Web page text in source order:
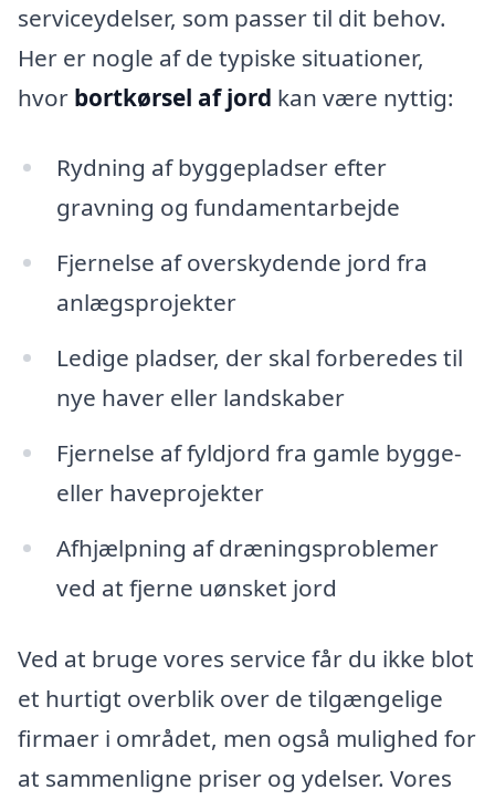
serviceydelser, som passer til dit behov.
Her er nogle af de typiske situationer,
hvor bortkørsel af jord kan være nyttig:
Rydning af byggepladser efter
gravning og fundamentarbejde
Fjernelse af overskydende jord fra
anlægsprojekter
Ledige pladser, der skal forberedes til
nye haver eller landskaber
Fjernelse af fyldjord fra gamle bygge-
eller haveprojekter
Afhjælpning af dræningsproblemer
ved at fjerne uønsket jord
Ved at bruge vores service får du ikke blot
et hurtigt overblik over de tilgængelige
firmaer i området, men også mulighed for
at sammenligne priser og ydelser. Vores